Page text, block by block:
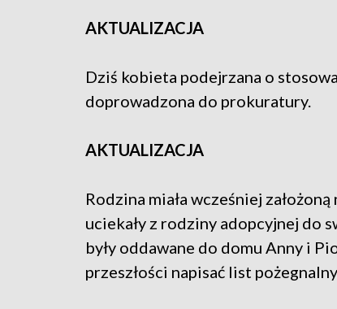
AKTUALIZACJA
Dziś kobieta podejrzana o
doprowadzona do prokuratury.
AKTUALIZACJA
Rodzina miała wcześniej
uciekały z rodziny adopcyjnej do
były oddawane do domu Anny i
przeszłości napisać list pożegnalny.